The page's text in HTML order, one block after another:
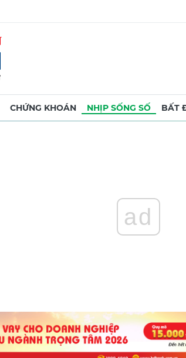
CHỨNG KHOÁN NHỊP SỐNG SỐ BẤT
ad